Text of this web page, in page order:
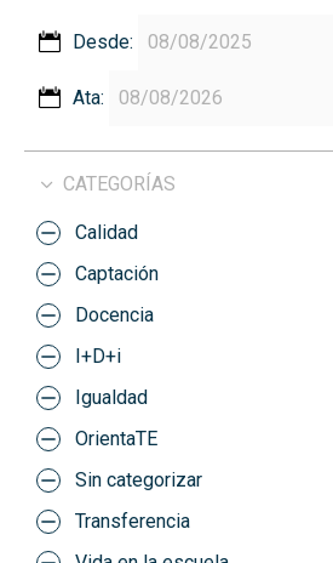
Desde:
Ata:
CATEGORÍAS
Calidad
Captación
Docencia
I+D+i
Igualdad
OrientaTE
Sin categorizar
Transferencia